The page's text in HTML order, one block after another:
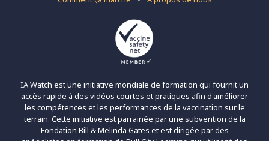
IA Watch est une initiative mondiale de formation qui fournit un
accès rapide à des vidéos courtes et pratiques afin d'améliorer
les compétences et les performances de la vaccination sur le
terrain. Cette initiative est parrainée par une subvention de la
Fondation Bill & Melinda Gates et est dirigée par des